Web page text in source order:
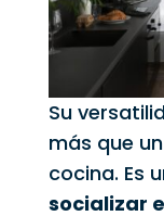
Su
más que
cocina. Es
socializar